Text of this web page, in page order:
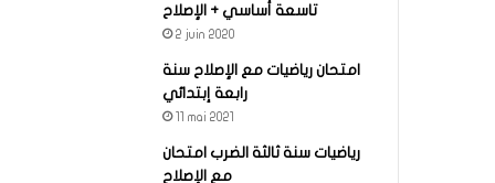
تاسعة أساسي + الإصلاح
2 juin 2020
امتحان رياضيات مع الإصلاح سنة
رابعة إبتدائي
11 mai 2021
رياضيات سنة ثالثة الضرب امتحان
مع الإصلاح